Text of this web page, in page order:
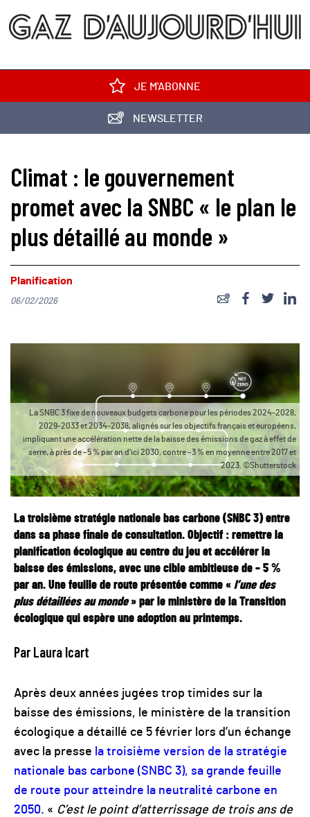
JE M'ABONNE
NEWSLETTER
Climat : le gouvernement
promet avec la SNBC « le plan le
plus détaillé au monde »
Planification
06/02/2026
La SNBC 3 fixe de nouveaux budgets carbone pour les périodes 2024-2028,
2029-2033 et 2034-2038, alignés sur les objectifs français et européens,
impliquant une accélération nette de la baisse des émissions de gaz à effet de
serre, à près de –5 % par an d’ici 2030, contre –3 % en moyenne entre 2017 et
2023. ©Shutterstock
La troisième stratégie nationale bas carbone (SNBC 3) entre
dans sa phase finale de consultation. Objectif : remettre la
planification écologique au centre du jeu et accélérer la
baisse des émissions, avec une cible ambitieuse de – 5 %
par an. Une feuille de route présentée comme « l’une des
plus détaillées au monde» par le ministère de la Transition
écologique qui espère une adoption au printemps.
Par Laura Icart
Après deux années jugées trop timides sur la
baisse des émissions, le ministère de la transition
écologique a détaillé ce 5 février lors d’un échange
avec la presse la troisième version de la stratégie
nationale bas carbone (SNBC 3), sa grande feuille
de route pour atteindre la neutralité carbone en
2050. « C’est le point d’atterrissage de trois ans de